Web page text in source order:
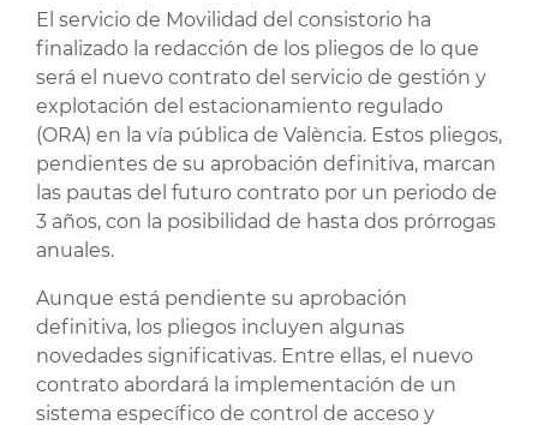
El servicio de Movilidad del consistorio ha
finalizado la redacción de los pliegos de lo que
será el nuevo contrato del servicio de gestión y
explotación del estacionamiento regulado
(ORA) en la vía pública de València. Estos pliegos,
pendientes de su aprobación definitiva, marcan
las pautas del futuro contrato por un periodo de
3 años, con la posibilidad de hasta dos prórrogas
anuales.
Aunque está pendiente su aprobación
definitiva, los pliegos incluyen algunas
novedades significativas. Entre ellas, el nuevo
contrato abordará la implementación de un
sistema específico de control de acceso y